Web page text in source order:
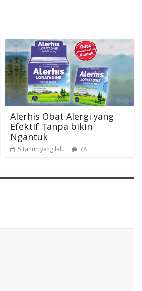
Alerhis Obat Alergi yang
Efektif Tanpa bikin
Ngantuk
5 tahun yang lalu 78